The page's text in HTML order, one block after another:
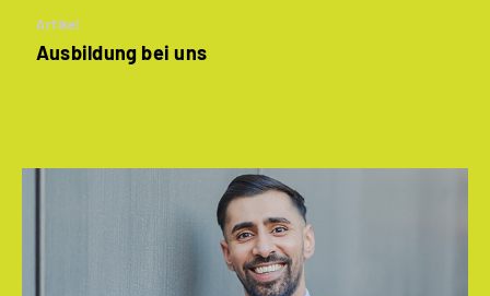
Artikel
Ausbildung bei uns